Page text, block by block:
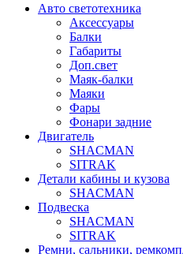
Авто светотехника
Аксессуары
Балки
Габариты
Доп.свет
Маяк-балки
Маяки
Фары
Фонари задние
Двигатель
SHACMAN
SITRAK
Детали кабины и кузова
SHACMAN
Подвеска
SHACMAN
SITRAK
Ремни, сальники,